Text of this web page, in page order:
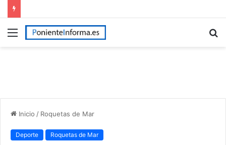
Menú
Inicio / Roquetas de Mar
Deporte Roquetas de Mar